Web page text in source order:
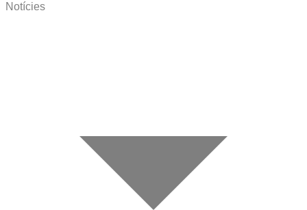
Notícies